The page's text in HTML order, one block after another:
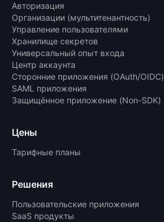
Авторизация
Организации (мультитенантность)
Управление пользователями
Хранилище секретов
Универсальный опыт входа
Центр аккаунта
Сторонние приложения (OAuth/OIDC)
SAML приложения
Защищённое приложение (Non-SDK)
Цены
Тарифные планы
Решения
Пользовательские приложения
SaaS продукты